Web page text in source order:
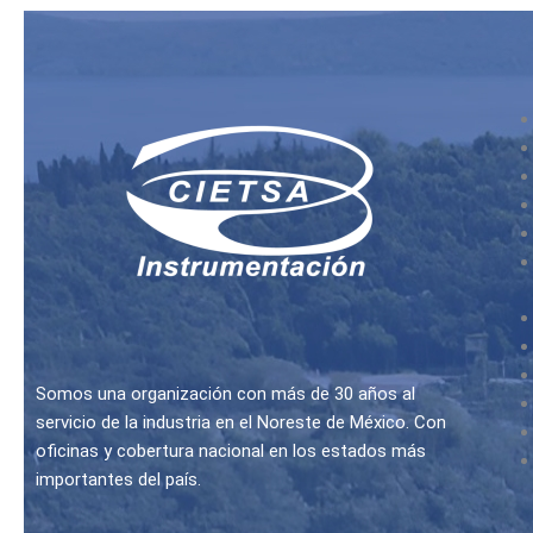
Somos una organización con más de 30 años al
servicio de la industria en el Noreste de México. Con
oficinas y cobertura nacional en los estados más
importantes del país.